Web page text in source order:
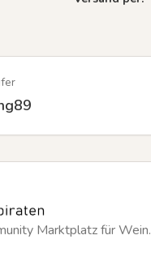
Marktplatz für Wein.